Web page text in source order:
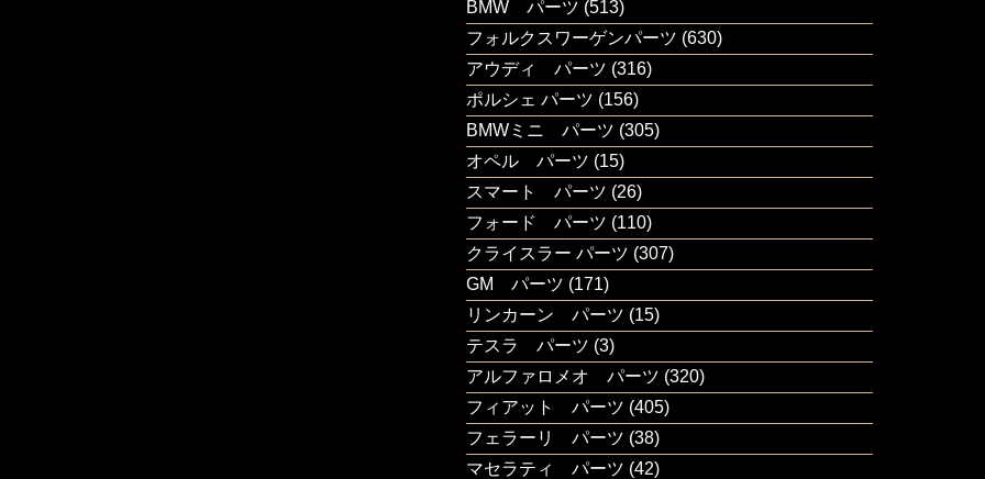
BMW パーツ (513)
フォルクスワーゲンパーツ (630)
アウディ パーツ (316)
ポルシェ パーツ (156)
BMWミニ パーツ (305)
オペル パーツ (15)
スマート パーツ (26)
フォード パーツ (110)
クライスラー パーツ (307)
GM パーツ (171)
リンカーン パーツ (15)
テスラ パーツ (3)
アルファロメオ パーツ (320)
フィアット パーツ (405)
フェラーリ パーツ (38)
マセラティ パーツ (42)